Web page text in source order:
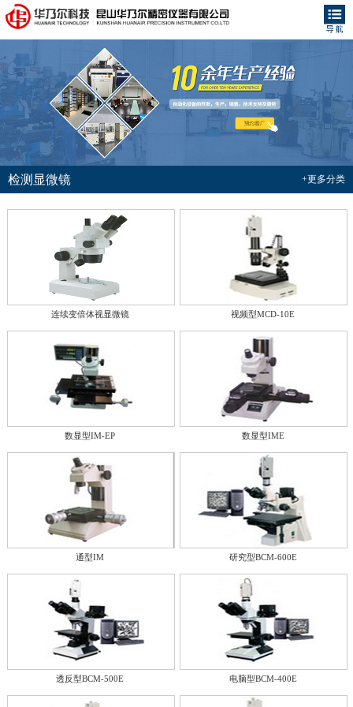
检测显微镜 +更多分类
连续变倍体视显微镜 视频型MCD-10E
数显型IM-EP 数显型IME
通型IM 研究型BCM-600E
透反型BCM-500E 电脑型BCM-400E